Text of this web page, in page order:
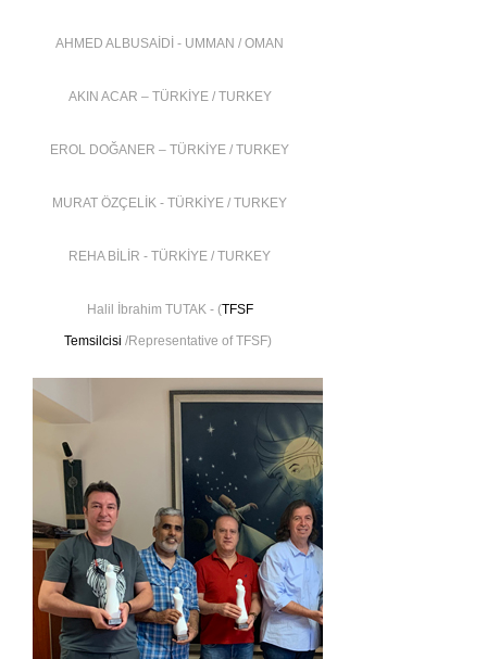
AHMED ALBUSAİDİ - UMMAN / OMAN
AKIN ACAR – TÜRKİYE / TURKEY
EROL DOĞANER – TÜRKİYE / TURKEY
MURAT ÖZÇELİK - TÜRKİYE / TURKEY
REHA BİLİR - TÜRKİYE / TURKEY
Halil İbrahim TUTAK - (TFSF
Temsilcisi /Representative of TFSF)